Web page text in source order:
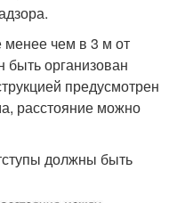
менее чем в 3 м от
быть организован
предусмотрен
расстояние можно
должны быть